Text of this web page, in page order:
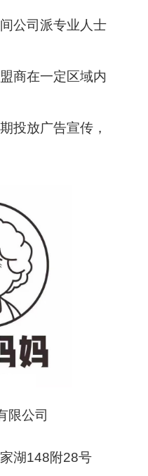
投放广告宣传，
商在一定区域内
公司派专业人士
湖148附28号
限公司